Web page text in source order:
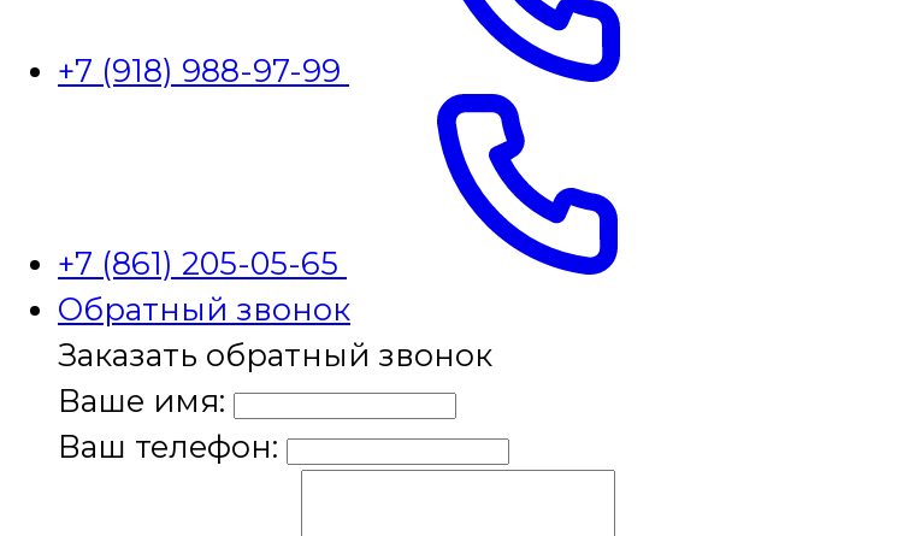
+7 (918) 988-97-99
+7 (861) 205-05-65
Обратный звонок
Заказать обратный звонок
Ваше имя:
Ваш телефон: